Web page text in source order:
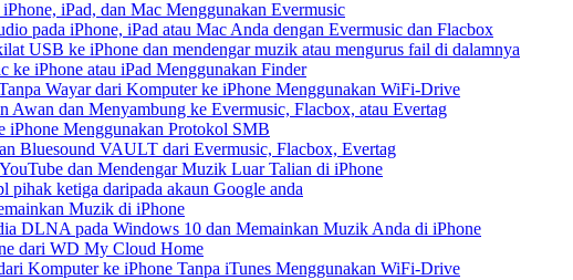
iPad, dan Mac Menggunakan Evermusic
pada iPhone, iPad atau Mac Anda dengan Evermusic dan Flacbox
USB ke iPhone dan mendengar muzik atau mengurus fail di dalamnya
ke iPhone atau iPad Menggunakan Finder
Wayar dari Komputer ke iPhone Menggunakan WiFi-Drive
Awan dan Menyambung ke Evermusic, Flacbox, atau Evertag
iPhone Menggunakan Protokol SMB
Bluesound VAULT dari Evermusic, Flacbox, Evertag
dan Mendengar Muzik Luar Talian di iPhone
pihak ketiga daripada akaun Google anda
Muzik di iPhone
DLNA pada Windows 10 dan Memainkan Muzik Anda di iPhone
dari WD My Cloud Home
Komputer ke iPhone Tanpa iTunes Menggunakan WiFi-Drive